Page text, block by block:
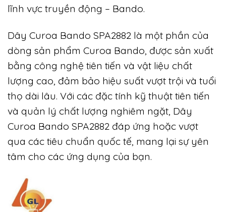
lĩnh vực truyền động – Bando.
Dây Curoa Bando SPA2882 là một phần của
dòng sản phẩm Curoa Bando, được sản xuất
bằng công nghệ tiên tiến và vật liệu chất
lượng cao, đảm bảo hiệu suất vượt trội và tuổi
thọ dài lâu. Với các đặc tính kỹ thuật tiên tiến
và quản lý chất lượng nghiêm ngặt, Dây
Curoa Bando SPA2882 đáp ứng hoặc vượt
qua các tiêu chuẩn quốc tế, mang lại sự yên
tâm cho các ứng dụng của bạn.